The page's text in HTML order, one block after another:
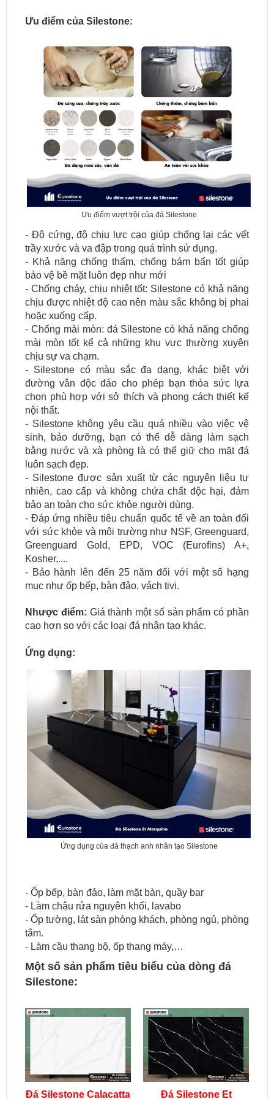
Ưu điểm của Silestone:
Ưu điểm vượt trội của đá Silestone
- Độ cứng, độ chịu lực cao giúp chống lại các vết
trầy xước và va đập trong quá trình sử dụng.
- Khả năng chống thấm, chống bám bẩn tốt giúp
bảo vệ bề mặt luôn đẹp như mới
- Chống cháy, chịu nhiệt tốt: Silestone có khả năng
chịu được nhiệt độ cao nên màu sắc không bị phai
hoặc xuống cấp.
- Chống mài mòn: đá Silestone có khả năng chống
mài mòn tốt kể cả những khu vực thường xuyên
chịu sự va chạm.
- Silestone có màu sắc đa dạng, khác biệt với
đường vân độc đáo cho phép bạn thỏa sức lựa
chọn phù hợp với sở thích và phong cách thiết kế
nội thất.
- Silestone không yêu cầu quá nhiều vào việc vệ
sinh, bảo dưỡng, bạn có thể dễ dàng làm sạch
bằng nước và xà phòng là có thể giữ cho mặt đá
luôn sạch đẹp.
- Silestone được sản xuất từ các nguyên liệu tự
nhiên, cao cấp và không chứa chất độc hại, đảm
bảo an toàn cho sức khỏe người dùng.
- Đáp ứng nhiều tiêu chuẩn quốc tế về an toàn đối
với sức khỏe và môi trường như NSF, Greenguard,
Greenguard Gold, EPD, VOC (Eurofins) A+,
Kosher,....
- Bảo hành lên đến 25 năm đối với một số hạng
mục như ốp bếp, bàn đảo, vách tivi.
Nhược điểm: Giá thành một số sản phẩm có phần
cao hơn so với các loại đá nhân tạo khác.
Ứng dụng:
Ứng dụng của đá thạch anh nhân tạo Silestone
- Ốp bếp, bàn đảo, làm mặt bàn, quầy bar
- Làm chậu rửa nguyên khối, lavabo
- Ốp tường, lát sàn phòng khách, phòng ngủ, phòng
tắm.
- Làm cầu thang bộ, ốp thang máy,…
Một số sản phẩm tiêu biểu của dòng đá
Silestone:
Đá Silestone Calacatta Đá Silestone Et